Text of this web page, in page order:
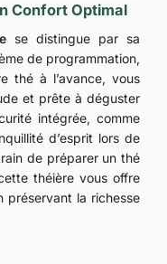
Confort Optimal
se distingue par sa
de programmation,
thé à l’avance, vous
et prête à déguster
intégrée, comme
d’esprit lors de
de préparer un thé
théière vous offre
préservant la richesse